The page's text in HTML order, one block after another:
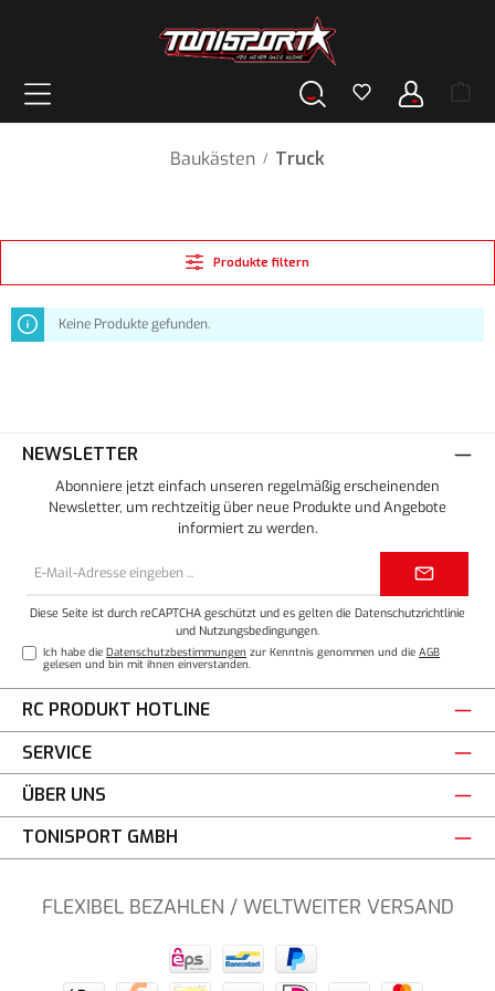
Baukästen / Truck
Produkte filtern
Keine Produkte gefunden.
NEWSLETTER
Abonniere jetzt einfach unseren regelmäßig erscheinenden
Newsletter, um rechtzeitig über neue Produkte und Angebote
informiert zu werden.
Diese Seite ist durch reCAPTCHA geschützt und es gelten die Datenschutzrichtlinie
und Nutzungsbedingungen.
Ich habe dieDatenschutzbestimmungen zur Kenntnis genommen und dieAGB
gelesen und bin mit ihnen einverstanden.
RC PRODUKT HOTLINE
SERVICE
ÜBER UNS
TONISPORT GMBH
FLEXIBEL BEZAHLEN / WELTWEITER VERSAND